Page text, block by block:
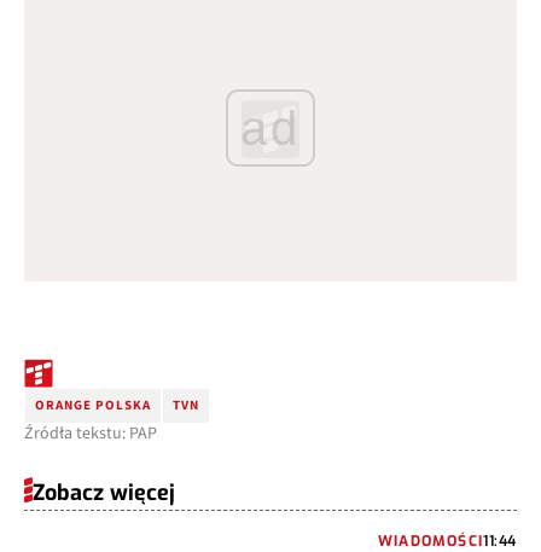
ad
ORANGE POLSKA TVN
Źródła tekstu: PAP
Zobacz więcej
WIADOMOŚCI11:44